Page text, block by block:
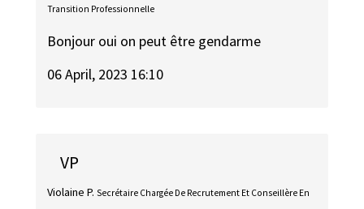
Transition Professionnelle
Bonjour oui on peut être gendarme
06 April, 2023 16:10
VP
Violaine P. Secrétaire Chargée De Recrutement Et Conseillère En